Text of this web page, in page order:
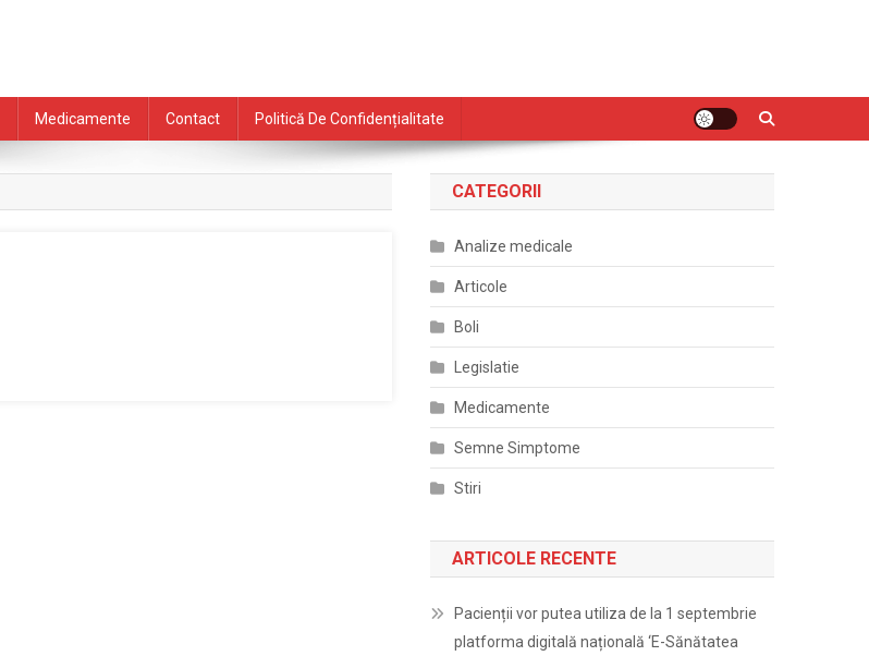
Medicamente Contact Politică De Confidențialitate
CATEGORII
Analize medicale
Articole
Boli
Legislatie
Medicamente
Semne Simptome
Stiri
ARTICOLE RECENTE
Pacienții vor putea utiliza de la 1 septembrie
platforma digitală națională ‘E-Sănătatea